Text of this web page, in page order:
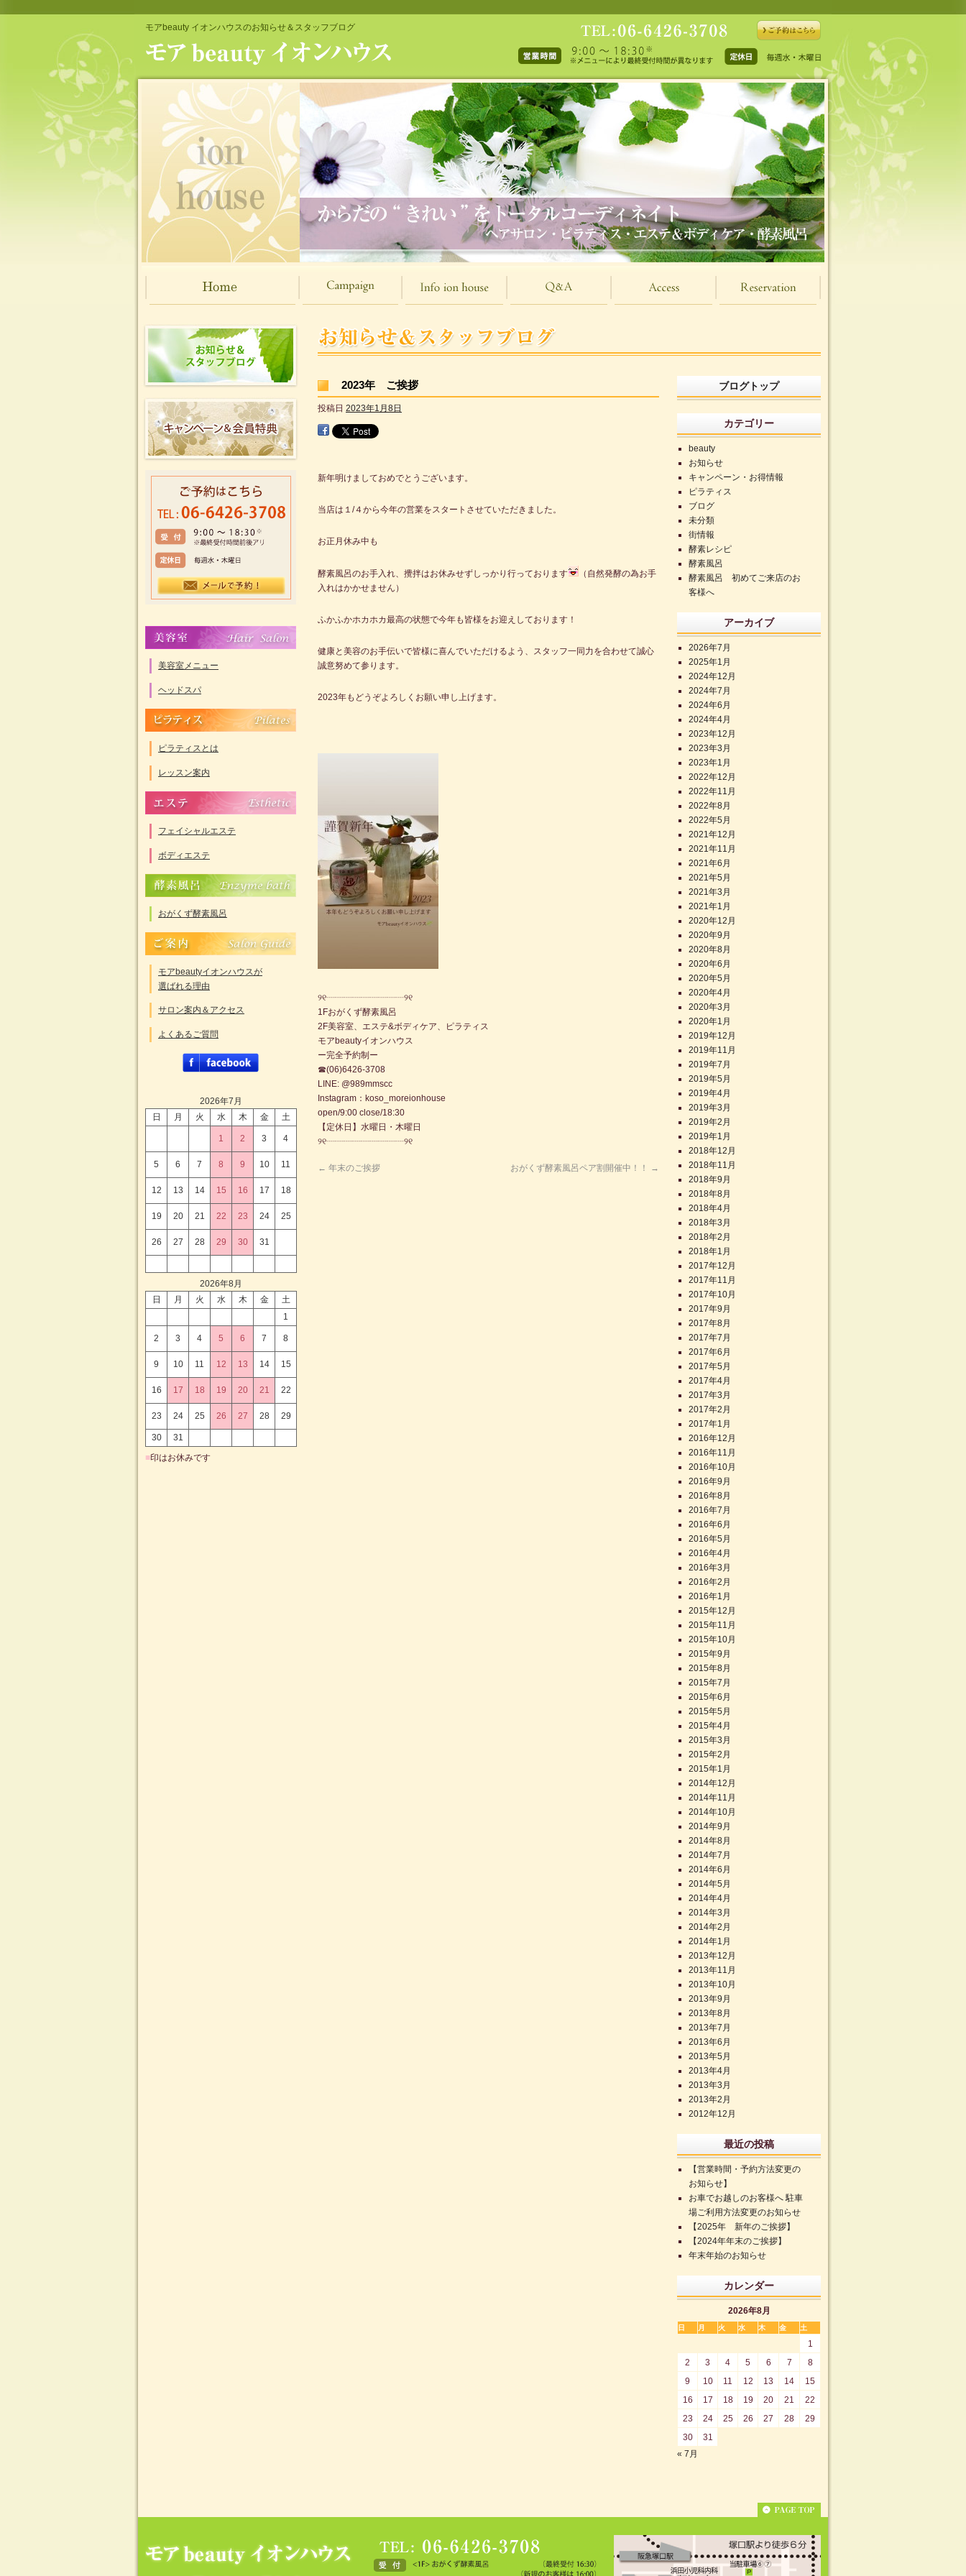
モアbeauty イオンハウスのお知らせ＆スタッフブログ
美容室メニュー
ヘッドスパ
ピラティスとは
レッスン案内
フェイシャルエステ
ボディエステ
おがくず酵素風呂
モアbeautyイオンハウスが
選ばれる理由
サロン案内＆アクセス
よくあるご質問
2023年 ご挨拶
投稿日 2023年1月8日
新年明けましておめでとうございます。
当店は１/４から今年の営業をスタートさせていただきました。
お正月休み中も
酵素風呂のお手入れ、攪拌はお休みせずしっかり行っております
（自然発酵の為お手
入れはかかせません）
ふかふかホカホカ最高の状態で今年も皆様をお迎えしております！
健康と美容のお手伝いで皆様に喜んでいただけるよう、スタッフ一同力を合わせて誠心
誠意努めて参ります。
2023年もどうぞよろしくお願い申し上げます。
୨୧┈┈┈┈┈┈┈┈┈୨୧
1Fおがくず酵素風呂
2F美容室、エステ&ボディケア、ピラティス
モアbeautyイオンハウス
ー完全予約制ー
☎︎(06)6426-3708
LINE: @989mmscc
Instagram：koso_moreionhouse
open/9:00 close/18:30
【定休日】水曜日・木曜日
୨୧┈┈┈┈┈┈┈┈┈୨୧
← 年末のご挨拶 おがくず酵素風呂ペア割開催中！！ →
ブログトップ
カテゴリー
beauty
お知らせ
キャンペーン・お得情報
ピラティス
ブログ
未分類
街情報
酵素レシピ
酵素風呂
酵素風呂 初めてご来店のお
客様へ
アーカイブ
2026年7月
2025年1月
2024年12月
2024年7月
2024年6月
2024年4月
2023年12月
2023年3月
2023年1月
2022年12月
2022年11月
2022年8月
2022年5月
2021年12月
2021年11月
2021年6月
2021年5月
2021年3月
2021年1月
2020年12月
2020年9月
2020年8月
2020年6月
2020年5月
2020年4月
2020年3月
2020年1月
2019年12月
2019年11月
2019年7月
2019年5月
2019年4月
2019年3月
2019年2月
2019年1月
2018年12月
2018年11月
2018年9月
2018年8月
2018年4月
2018年3月
2018年2月
2018年1月
2017年12月
2017年11月
2017年10月
2017年9月
2017年8月
2017年7月
2017年6月
2017年5月
2017年4月
2017年3月
2017年2月
2017年1月
2016年12月
2016年11月
2016年10月
2016年9月
2016年8月
2016年7月
2016年6月
2016年5月
2016年4月
2016年3月
2016年2月
2016年1月
2015年12月
2015年11月
2015年10月
2015年9月
2015年8月
2015年7月
2015年6月
2015年5月
2015年4月
2015年3月
2015年2月
2015年1月
2014年12月
2014年11月
2014年10月
2014年9月
2014年8月
2014年7月
2014年6月
2014年5月
2014年4月
2014年3月
2014年2月
2014年1月
2013年12月
2013年11月
2013年10月
2013年9月
2013年8月
2013年7月
2013年6月
2013年5月
2013年4月
2013年3月
2013年2月
2012年12月
最近の投稿
【営業時間・予約方法変更の
お知らせ】
お車でお越しのお客様へ 駐車
場ご利用方法変更のお知らせ
【2025年 新年のご挨拶】
【2024年年末のご挨拶】
年末年始のお知らせ
カレンダー
2026年8月
日 月 火 水 木 金 土
« 7月
1
2
3 4 5 6 7
8
9
10 11 12 13 14
15
16
17 18 19 20 21
22
23
24 25 26 27 28
29
30
31